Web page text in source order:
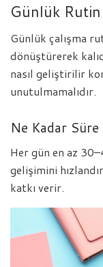
Günlük
Günlük çalışma
dönüştürerek
nasıl geliştirilir
unutulmamalıdır.
Ne Kadar Süre
Her gün en az
gelişimini
katkı verir.